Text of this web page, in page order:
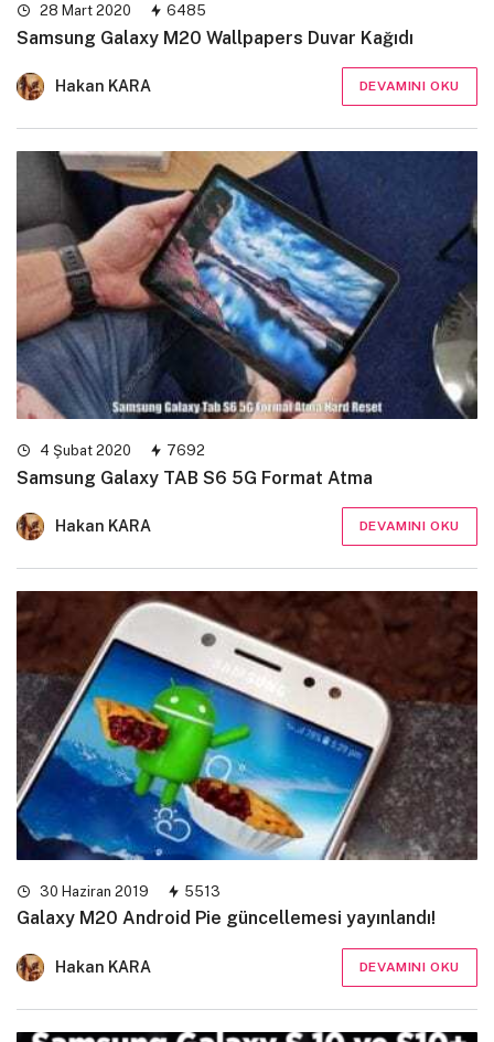
28 Mart 2020 6485
Samsung Galaxy M20 Wallpapers Duvar Kağıdı
Hakan KARA DEVAMINI OKU
4 Şubat 2020 7692
Samsung Galaxy TAB S6 5G Format Atma
Hakan KARA DEVAMINI OKU
30 Haziran 2019 5513
Galaxy M20 Android Pie güncellemesi yayınlandı!
Hakan KARA DEVAMINI OKU